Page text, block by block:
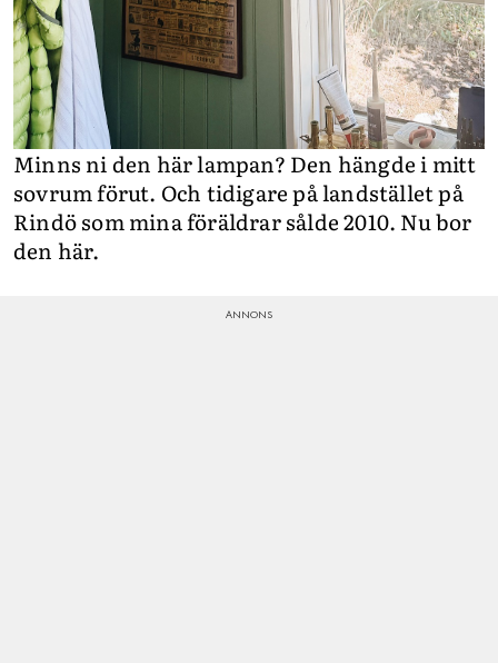
Minns ni den här lampan? Den hängde i mitt
sovrum förut. Och tidigare på landstället på
Rindö som mina föräldrar sålde 2010. Nu bor
den här.